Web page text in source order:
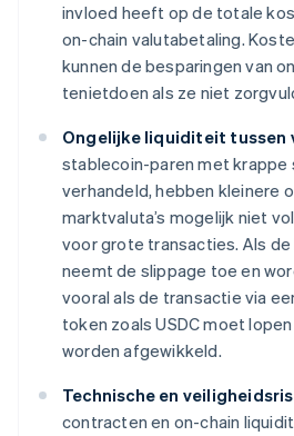
invloed heeft op de totale
on-chain valutabetaling.
kunnen de besparingen van
tenietdoen als ze niet
Ongelijke liquiditeit tussen
stablecoin-paren met krappe
verhandeld, hebben kleinere
marktvaluta’s mogelijk niet
voor grote transacties. Als
neemt de slippage toe en
vooral als de transactie via
token zoals USDC moet
worden afgewikkeld.
Technische en
contracten en on-chain